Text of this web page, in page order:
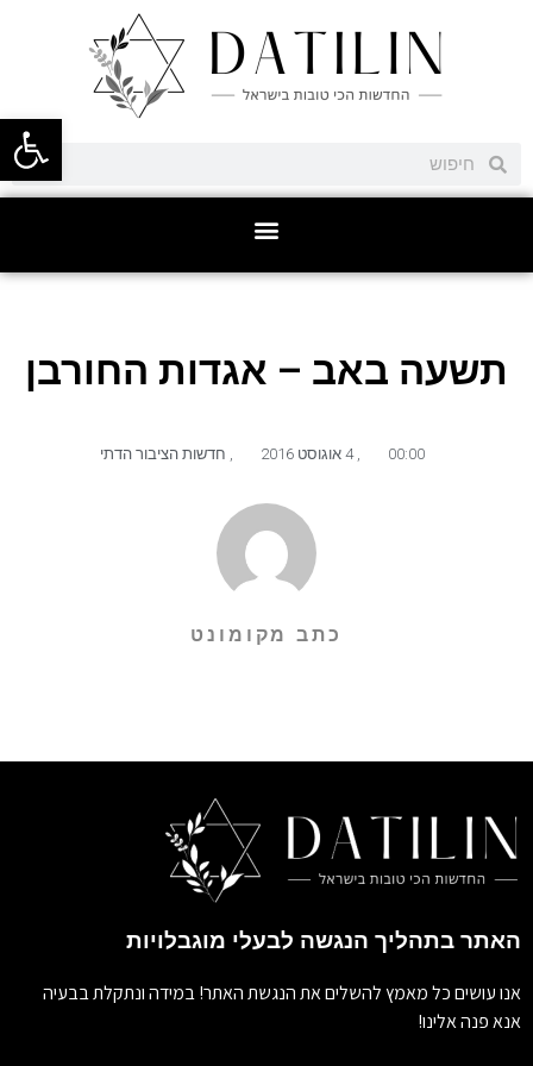
פתח
תשעה באב – אגדות החורבן
00:00
, 4 אוגוסט 2016 , חדשות הציבור הדתי
כתב מקומונט
האתר בתהליך הנגשה לבעלי מוגבלויות
אנו עושים כל מאמץ להשלים את הנגשת האתר! במידה ונתקלת בבעיה
אנא פנה אלינו!